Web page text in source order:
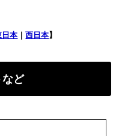
日本 ｜西日本】
など